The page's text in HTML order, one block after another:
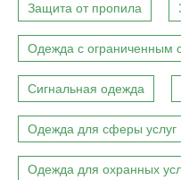
Защита от пропила
Одежда с ограниченным
Сигнальная одежда
Одежда для сферы услуг
Одежда для охранных